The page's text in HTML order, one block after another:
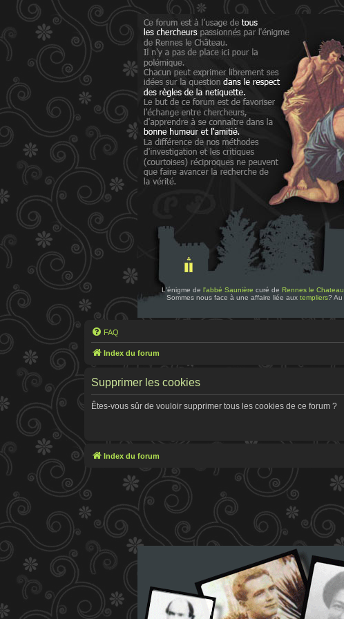
L'énigme de l'abbé Saunière curé de Rennes le Chateau
Sommes nous face à une affaire liée aux templiers? Au
FAQ
Index du forum
Supprimer les cookies
Êtes-vous sûr de vouloir supprimer tous les cookies de ce forum ?
Index du forum